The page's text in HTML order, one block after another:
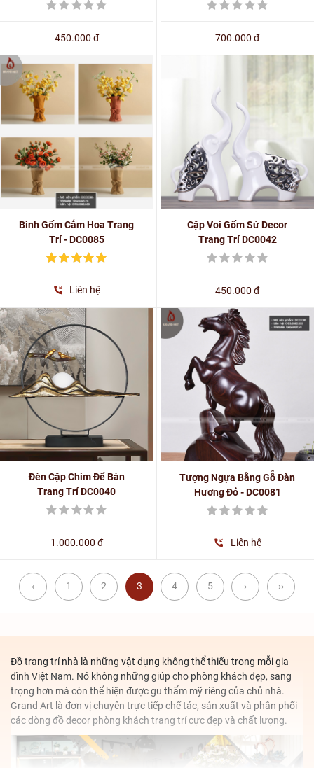
450.000 đ 700.000 đ
Bình Gốm Cắm Hoa Trang
Trí - DC0085
Liên hệ
Cặp Voi Gốm Sứ Decor
Trang Trí DC0042
450.000 đ
Đèn Cặp Chim Để Bàn
Trang Trí DC0040
1.000.000 đ
Tượng Ngựa Bằng Gỗ Đàn
Hương Đỏ - DC0081
Liên hệ
‹ 1 2 3 4 5 › ››
Đồ trang trí nhà là những vật dụng không thể thiếu trong mỗi gia
đình Việt Nam. Nó không những giúp cho phòng khách đẹp, sang
trọng hơn mà còn thể hiện được gu thẩm mỹ riêng của chủ nhà.
Grand Art là đơn vị chuyên trực tiếp chế tác, sản xuất và phân phối
các dòng đồ decor phòng khách trang trí cực đẹp và chất lượng.